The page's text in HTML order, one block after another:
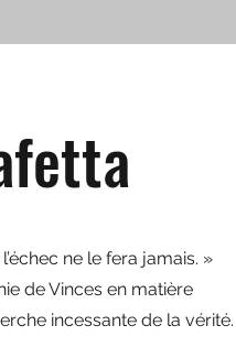
ne le fera jamais. »
de Vinces en matière
incessante de la vérité.